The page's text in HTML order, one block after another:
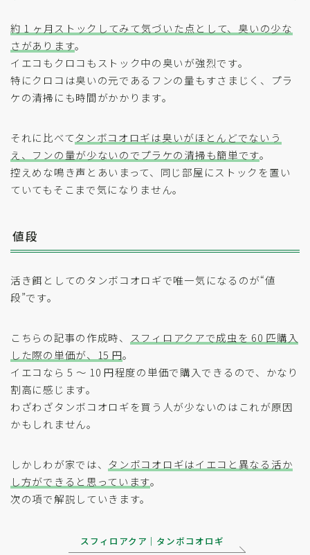
約 1 ヶ月ストックしてみて気づいた点として、臭いの少な
さがあります。
イエコもクロコもストック中の臭いが強烈です。
特にクロコは臭いの元であるフンの量もすさまじく、プラ
ケの清掃にも時間がかかります。
それに比べてタンボコオロギは臭いがほとんどでないう
え、フンの量が少ないのでプラケの清掃も簡単です。
控えめな鳴き声とあいまって、同じ部屋にストックを置い
ていてもそこまで気になりません。
値段
活き餌としてのタンボコオロギで唯一気になるのが“値
段”です。
こちらの記事の作成時、
スフィロアクアで成虫を 60 匹購入
した際の単価が、15 円。
イエコなら 5 〜 10 円程度の単価で購入できるので、かなり
割高に感じます。
わざわざタンボコオロギを買う人が少ないのはこれが原因
かもしれません。
しかしわが家では、 タンボコオロギはイエコと異なる活か
し方ができると思っています。
次の項で解説していきます。
スフィロアクア｜タンボコオロギ